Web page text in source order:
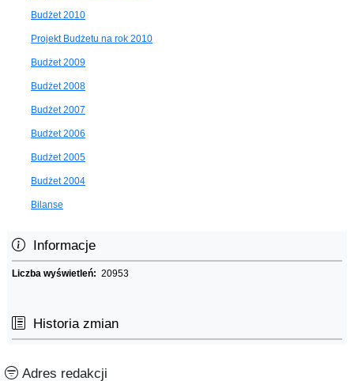
Budżet 2010
Projekt Budżetu na rok 2010
Budżet 2009
Budżet 2008
Budżet 2007
Budżet 2006
Budżet 2005
Budżet 2004
Bilanse
Informacje
Liczba wyświetleń: 20953
Historia zmian
Adres redakcji